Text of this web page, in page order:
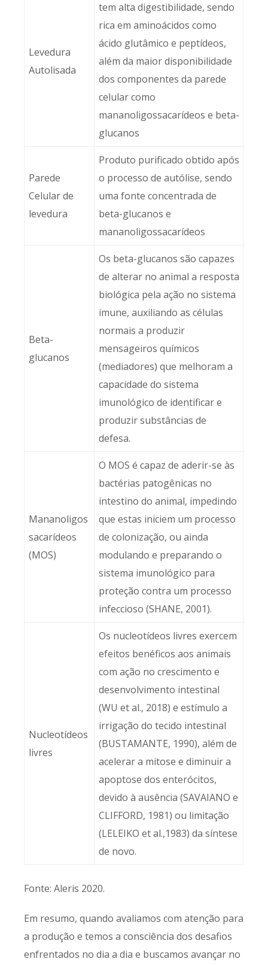
Levedura
Autolisada
tem alta digestibilidade, sendo
rica em aminoácidos como
ácido glutâmico e peptídeos,
além da maior disponibilidade
dos componentes da parede
celular como
mananoligossacarídeos e beta-
glucanos
Parede
Celular de
levedura
Produto purificado obtido após
o processo de autólise, sendo
uma fonte concentrada de
beta-glucanos e
mananoligossacarídeos
Beta-
glucanos
Os beta-glucanos são capazes
de alterar no animal a resposta
biológica pela ação no sistema
imune, auxiliando as células
normais a produzir
mensageiros químicos
(mediadores) que melhoram a
capacidade do sistema
imunológico de identificar e
produzir substâncias de
defesa.
Mananoligos
sacarídeos
(MOS)
O MOS é capaz de aderir-se às
bactérias patogênicas no
intestino do animal, impedindo
que estas iniciem um processo
de colonização, ou ainda
modulando e preparando o
sistema imunológico para
proteção contra um processo
infeccioso (SHANE, 2001).
Nucleotídeos
livres
Os nucleotídeos livres exercem
efeitos benéficos aos animais
com ação no crescimento e
desenvolvimento intestinal
(WU et al., 2018) e estímulo a
irrigação do tecido intestinal
(BUSTAMANTE, 1990), além de
acelerar a mitose e diminuir a
apoptose dos enterócitos,
devido à ausência (SAVAIANO e
CLIFFORD, 1981) ou limitação
(LELEIKO et al.,1983) da síntese
de novo.
Fonte: Aleris 2020.
Em resumo, quando avaliamos com atenção para
a produção e temos a consciência dos desafios
enfrentados no dia a dia e buscamos avançar no